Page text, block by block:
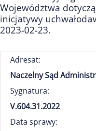
Województwa
inicjatywy
2023-02-23.
Adresat:
Naczelny Sąd
Sygnatura:
V.604.31.2022
Data sprawy: